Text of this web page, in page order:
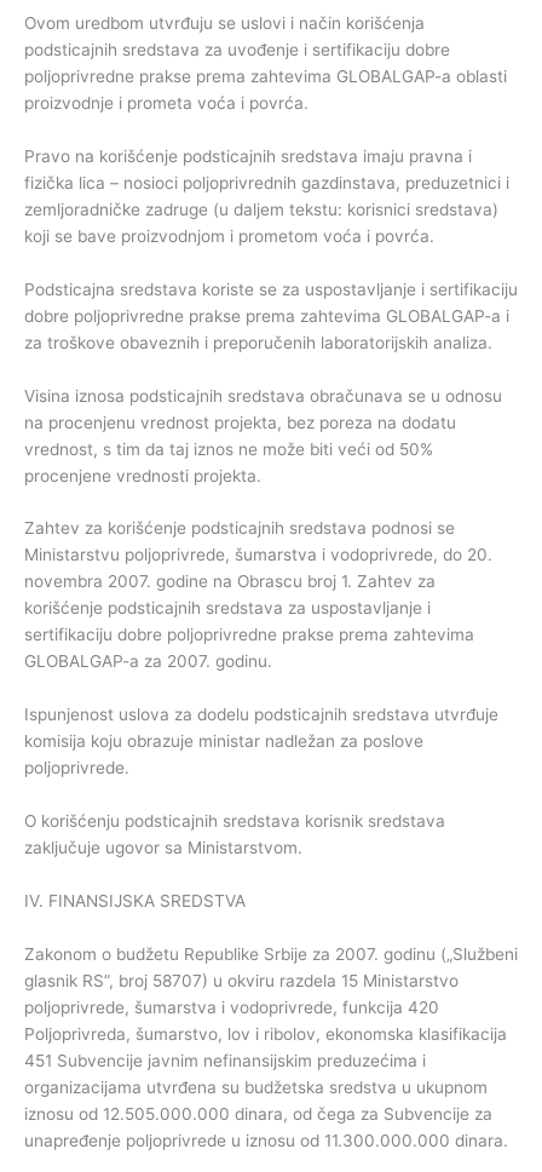
Ovom uredbom utvrđuju se uslovi i način korišćenja
podsticajnih sredstava za uvođenje i sertifikaciju dobre
poljoprivredne prakse prema zahtevima GLOBALGAP-a oblasti
proizvodnje i prometa voća i povrća.
Pravo na korišćenje podsticajnih sredstava imaju pravna i
fizička lica – nosioci poljoprivrednih gazdinstava, preduzetnici i
zemljoradničke zadruge (u daljem tekstu: korisnici sredstava)
koji se bave proizvodnjom i prometom voća i povrća.
Podsticajna sredstava koriste se za uspostavljanje i sertifikaciju
dobre poljoprivredne prakse prema zahtevima GLOBALGAP-a i
za troškove obaveznih i preporučenih laboratorijskih analiza.
Visina iznosa podsticajnih sredstava obračunava se u odnosu
na procenjenu vrednost projekta, bez poreza na dodatu
vrednost, s tim da taj iznos ne može biti veći od 50%
procenjene vrednosti projekta.
Zahtev za korišćenje podsticajnih sredstava podnosi se
Ministarstvu poljoprivrede, šumarstva i vodoprivrede, do 20.
novembra 2007. godine na Obrascu broj 1. Zahtev za
korišćenje podsticajnih sredstava za uspostavljanje i
sertifikaciju dobre poljoprivredne prakse prema zahtevima
GLOBALGAP-a za 2007. godinu.
Ispunjenost uslova za dodelu podsticajnih sredstava utvrđuje
komisija koju obrazuje ministar nadležan za poslove
poljoprivrede.
O korišćenju podsticajnih sredstava korisnik sredstava
zaključuje ugovor sa Ministarstvom.
IV. FINANSIJSKA SREDSTVA
Zakonom o budžetu Republike Srbije za 2007. godinu („Službeni
glasnik RS”, broj 58707) u okviru razdela 15 Ministarstvo
poljoprivrede, šumarstva i vodoprivrede, funkcija 420
Poljoprivreda, šumarstvo, lov i ribolov, ekonomska klasifikacija
451 Subvencije javnim nefinansijskim preduzećima i
organizacijama utvrđena su budžetska sredstva u ukupnom
iznosu od 12.505.000.000 dinara, od čega za Subvencije za
unapređenje poljoprivrede u iznosu od 11.300.000.000 dinara.